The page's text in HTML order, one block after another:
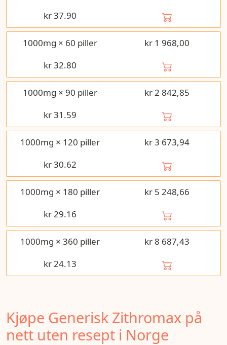
kr37.90
1000mg × 60 piller
kr 1 968,00
kr32.80
1000mg × 90 piller
kr 2 842,85
kr31.59
1000mg × 120 piller
kr 3 673,94
kr30.62
1000mg × 180 piller
kr 5 248,66
kr29.16
1000mg × 360 piller
kr 8 687,43
kr24.13
Kjøpe Generisk Zithromax på
nett uten resept i Norge